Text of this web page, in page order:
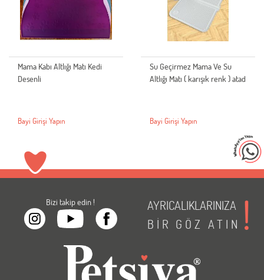
Mama Kabı Altlığı Matı Kedi
Desenli
Bayi Girişi Yapın
Su Geçirmez Mama Ve Su
Altlığı Matı ( karışık renk ) atad
Bayi Girişi Yapın
Bizi takip edin !
AYRICALIKLARINIZA
BİR GÖZ ATIN